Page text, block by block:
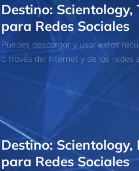
Destino:
para Redes Sociales
Puedes descargar y usar estos
a través del Internet y de las redes
Destino:
para Redes Sociales